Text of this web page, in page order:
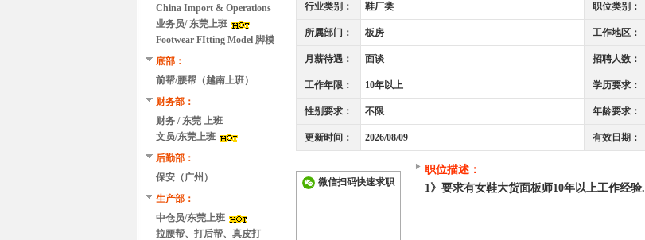
行业类别： 鞋厂类 职位类别：
所属部门： 板房 工作地区：
月薪待遇： 面谈 招聘人数：
工作年限： 10年以上 学历要求：
性别要求： 不限 年龄要求：
更新时间： 2026/08/09 有效日期：
微信扫码快速求职
职位描述：
1》要求有女鞋大货面板师10年以上工作经验.
China Import & Operations
Readiness Manager（东莞上
班）
业务员/ 东莞上班
Footwear FItting Model 脚模
（英国码UK5 或欧码EU38，
底部：
前帮/腰帮（越南上班）
财务部：
财务 / 东莞 上班
文员/东莞上班
后勤部：
保安（广州）
生产部：
中仓员/东莞上班
拉腰帮、打后帮、真皮打